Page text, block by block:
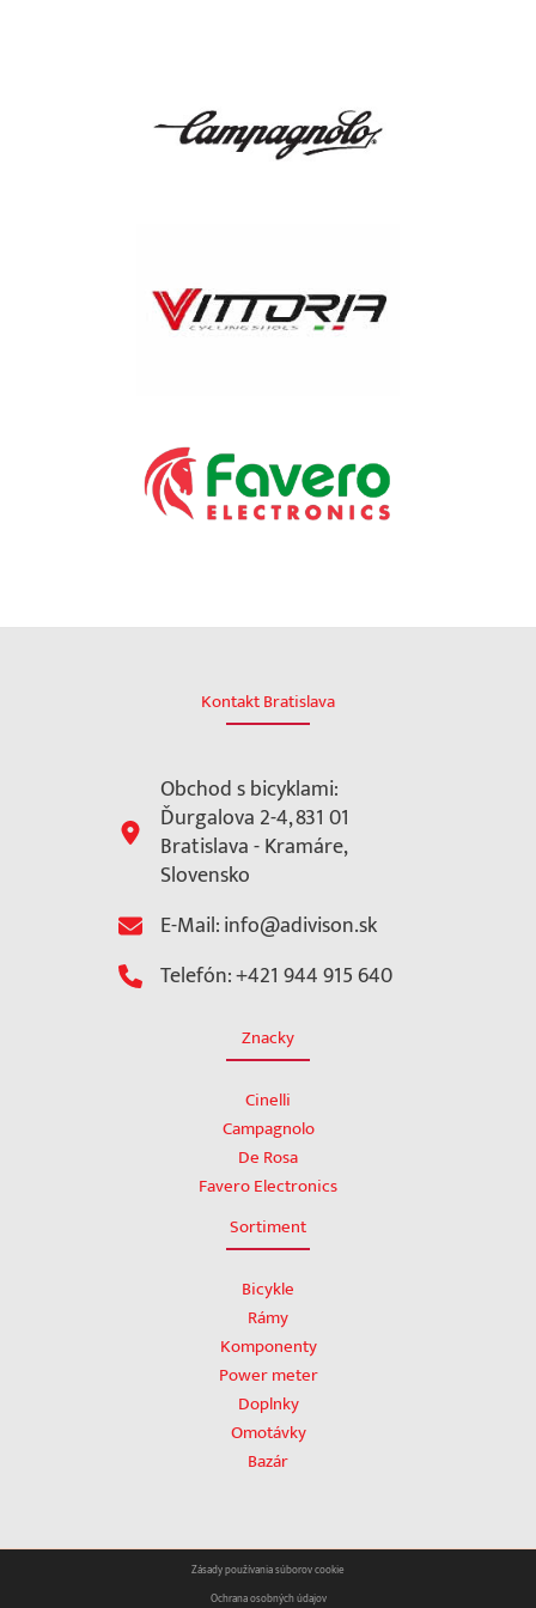
Kontakt Bratislava
Obchod s bicyklami:
Ďurgalova 2-4, 831 01
Bratislava - Kramáre,
Slovensko
E-Mail: info@adivison.sk
Telefón: +421 944 915 640
Znacky
Cinelli
Campagnolo
De Rosa
Favero Electronics
Sortiment
Bicykle
Rámy
Komponenty
Power meter
Doplnky
Omotávky
Bazár
Zásady používania súborov cookie
Ochrana osobných údajov